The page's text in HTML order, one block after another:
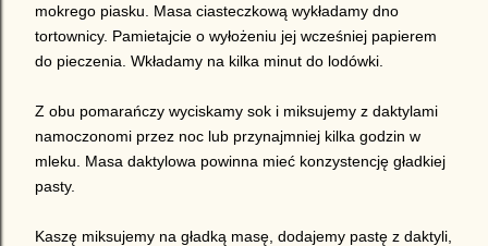
mokrego piasku. Masa ciasteczkową wykładamy dno
tortownicy. Pamietajcie o wyłożeniu jej wcześniej papierem
do pieczenia. Wkładamy na kilka minut do lodówki.
Z obu pomarańczy wyciskamy sok i miksujemy z daktylami
namoczonomi przez noc lub przynajmniej kilka godzin w
mleku. Masa daktylowa powinna mieć konzystencję gładkiej
pasty.
Kaszę miksujemy na gładką masę, dodajemy pastę z daktyli,